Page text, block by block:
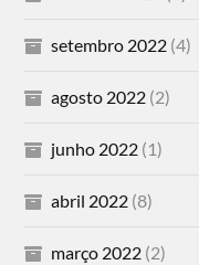
setembro 2022 (4)
agosto 2022 (2)
junho 2022 (1)
abril 2022 (8)
março 2022 (2)